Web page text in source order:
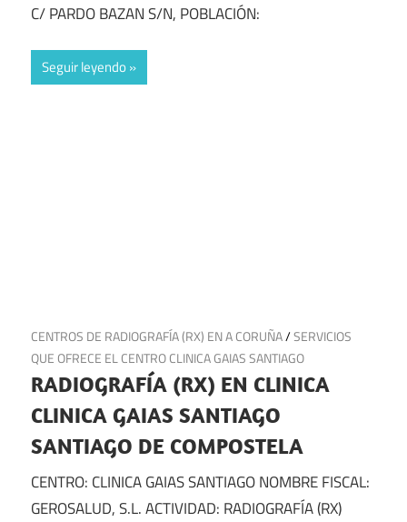
C/ PARDO BAZAN S/N, POBLACIÓN:
Seguir leyendo
19 de abril de 2025
CENTROS DE RADIOGRAFÍA (RX) EN A CORUÑA/SERVICIOS
QUE OFRECE EL CENTRO CLINICA GAIAS SANTIAGO
RADIOGRAFÍA (RX) EN CLINICA
CLINICA GAIAS SANTIAGO
SANTIAGO DE COMPOSTELA
CENTRO: CLINICA GAIAS SANTIAGO NOMBRE FISCAL:
GEROSALUD, S.L. ACTIVIDAD: RADIOGRAFÍA (RX)